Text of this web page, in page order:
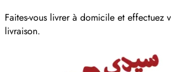
Faites-vous livrer à domicile et effectuez
livraison.